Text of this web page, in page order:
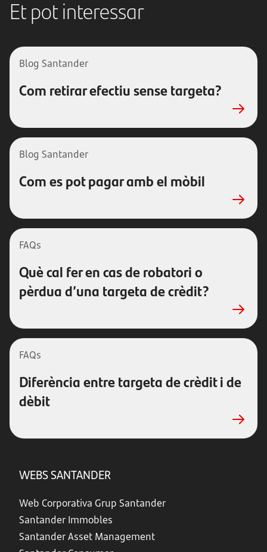
Et pot interessar
Blog Santander
Com retirar efectiu sense targeta?
Blog Santander
Com es pot pagar amb el mòbil
FAQs
Què cal fer en cas de robatori o
pèrdua d’una targeta de crèdit?
FAQs
Diferència entre targeta de crèdit i de
dèbit
WEBS SANTANDER
Web Corporativa Grup Santander
Santander Immobles
Santander Asset Management